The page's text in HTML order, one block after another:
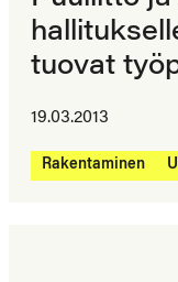
tuovat
19.03.2013
Rakentaminen